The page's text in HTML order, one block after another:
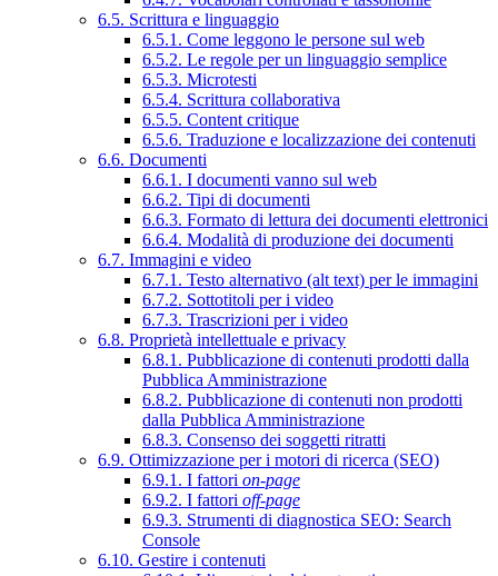
6.5. Scrittura e linguaggio
6.5.1. Come leggono le persone sul web
6.5.2. Le regole per un linguaggio semplice
6.5.3. Microtesti
6.5.4. Scrittura collaborativa
6.5.5. Content critique
6.5.6. Traduzione e localizzazione dei contenuti
6.6. Documenti
6.6.1. I documenti vanno sul web
6.6.2. Tipi di documenti
6.6.3. Formato di lettura dei documenti elettronici
6.6.4. Modalità di produzione dei documenti
6.7. Immagini e video
6.7.1. Testo alternativo (alt text) per le immagini
6.7.2. Sottotitoli per i video
6.7.3. Trascrizioni per i video
6.8. Proprietà intellettuale e privacy
6.8.1. Pubblicazione di contenuti prodotti dalla
Pubblica Amministrazione
6.8.2. Pubblicazione di contenuti non prodotti
dalla Pubblica Amministrazione
6.8.3. Consenso dei soggetti ritratti
6.9. Ottimizzazione per i motori di ricerca (SEO)
6.9.1. I fattori on-page
6.9.2. I fattori off-page
6.9.3. Strumenti di diagnostica SEO: Search
Console
6.10. Gestire i contenuti